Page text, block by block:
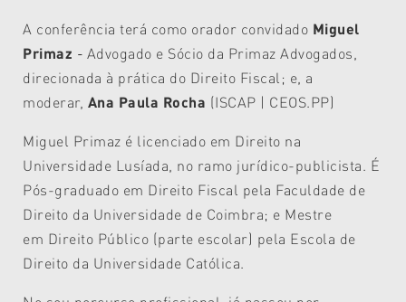
A conferência terá como orador convidado Miguel
Primaz - Advogado e Sócio da Primaz Advogados,
direcionada à prática do Direito Fiscal; e, a
moderar, Ana Paula Rocha (ISCAP | CEOS.PP)
Miguel Primaz é licenciado em Direito na
Universidade Lusíada, no ramo jurídico-publicista. É
Pós-graduado em Direito Fiscal pela Faculdade de
Direito da Universidade de Coimbra; e Mestre
em Direito Público (parte escolar) pela Escola de
Direito da Universidade Católica.